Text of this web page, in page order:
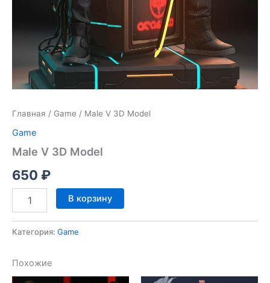
Главная / Game / Male V 3D Model
Game
Male V 3D Model
650 ₽
Количество
товара
V
В корзину
Категория: Game
Похожие